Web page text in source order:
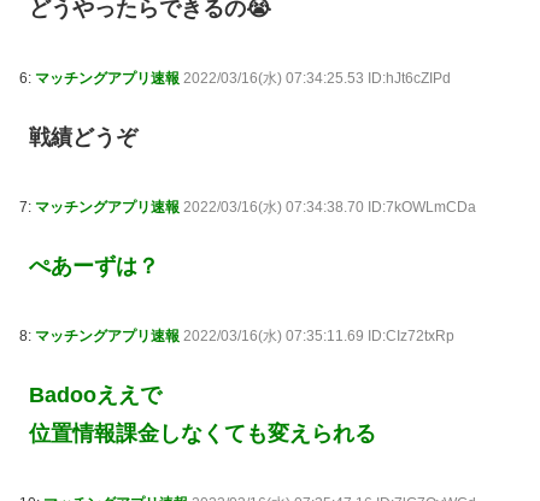
どうやったらできるの😭
6: マッチングアプリ速報 2022/03/16(水) 07:34:25.53 ID:hJt6cZIPd
戦績どうぞ
7: マッチングアプリ速報 2022/03/16(水) 07:34:38.70 ID:7kOWLmCDa
ぺあーずは？
8: マッチングアプリ速報 2022/03/16(水) 07:35:11.69 ID:CIz72txRp
Badooええで
位置情報課金しなくても変えられる